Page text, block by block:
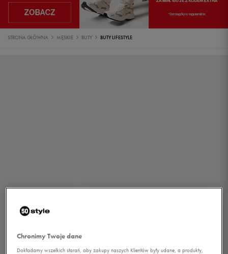
STRONA GŁÓWNA MĘSKIE BUTY BUTY LIFESTYLE
Chronimy Twoje dane
Dokładamy wszelkich starań, aby zakupy naszych Klientów były udane, a produkty,